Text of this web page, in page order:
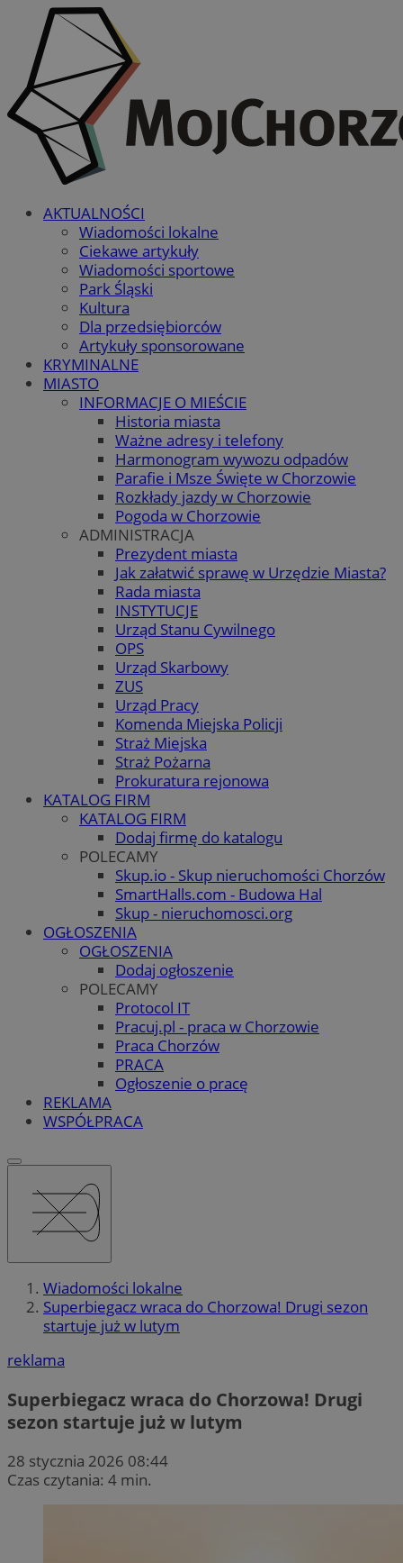
AKTUALNOŚCI
Wiadomości lokalne
Ciekawe artykuły
Wiadomości sportowe
Park Śląski
Kultura
Dla przedsiębiorców
Artykuły sponsorowane
KRYMINALNE
MIASTO
INFORMACJE O MIEŚCIE
Historia miasta
Ważne adresy i telefony
Harmonogram wywozu odpadów
Parafie i Msze Święte w Chorzowie
Rozkłady jazdy w Chorzowie
Pogoda w Chorzowie
ADMINISTRACJA
Prezydent miasta
Jak załatwić sprawę w Urzędzie Miasta?
Rada miasta
INSTYTUCJE
Urząd Stanu Cywilnego
OPS
Urząd Skarbowy
ZUS
Urząd Pracy
Komenda Miejska Policji
Straż Miejska
Straż Pożarna
Prokuratura rejonowa
KATALOG FIRM
KATALOG FIRM
Dodaj firmę do katalogu
POLECAMY
Skup.io - Skup nieruchomości Chorzów
SmartHalls.com - Budowa Hal
Skup - nieruchomosci.org
OGŁOSZENIA
OGŁOSZENIA
Dodaj ogłoszenie
POLECAMY
Protocol IT
Pracuj.pl - praca w Chorzowie
Praca Chorzów
PRACA
Ogłoszenie o pracę
REKLAMA
WSPÓŁPRACA
Wiadomości lokalne
Superbiegacz wraca do Chorzowa! Drugi sezon
startuje już w lutym
reklama
Superbiegacz wraca do Chorzowa! Drugi
sezon startuje już w lutym
28 stycznia 2026 08:44
Czas czytania: 4 min.